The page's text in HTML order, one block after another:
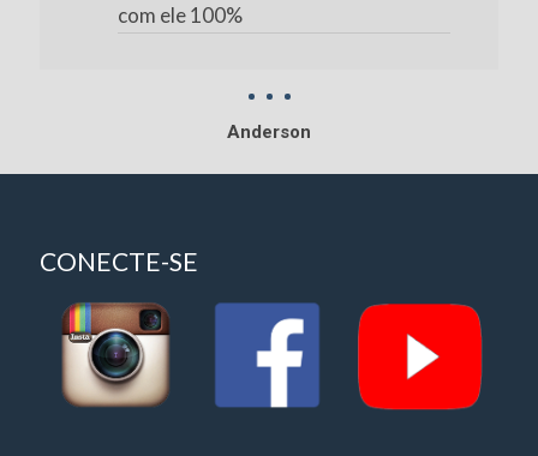
com ele 100%
Anderson
CONECTE-SE